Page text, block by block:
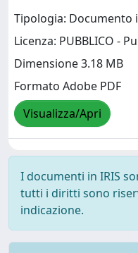
Tipologia: Documento
Licenza: PUBBLICO -
Dimensione 3.18 MB
Formato Adobe PDF
Visualizza/Apri
I documenti in IRIS
tutti i diritti sono
indicazione.